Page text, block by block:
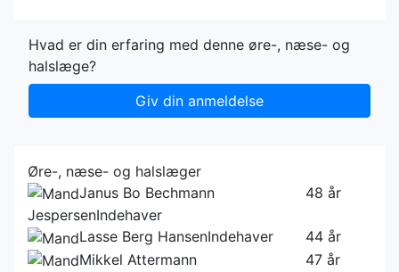
Hvad er din erfaring med denne øre-, næse- og
halslæge?
Giv din anmeldelse
Øre-, næse- og halslæger
Janus Bo Bechmann
JespersenIndehaver
48 år
Lasse Berg HansenIndehaver
44 år
Mikkel Attermann
47 år